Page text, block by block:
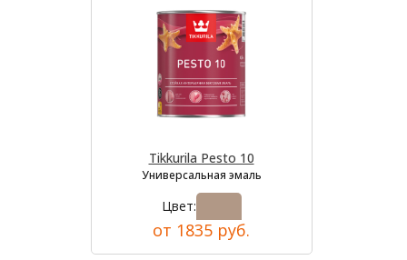
Tikkurila Pesto 10
Универсальная эмаль
Цвет:
от 1835 руб.